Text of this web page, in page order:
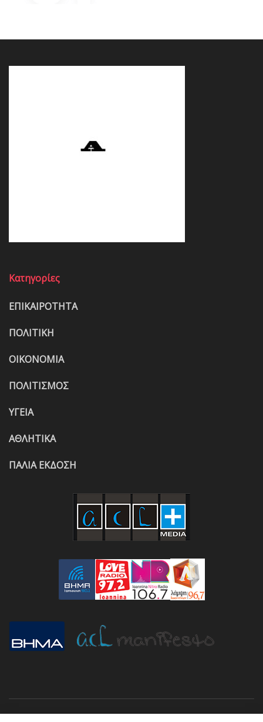
Κατηγορίες
ΕΠΙΚΑΙΡΟΤΗΤΑ
ΠΟΛΙΤΙΚΗ
ΟΙΚΟΝΟΜΙΑ
ΠΟΛΙΤΙΣΜΟΣ
ΥΓΕΙΑ
ΑΘΛΗΤΙΚΑ
ΠΑΛΙΑ ΕΚΔΟΣΗ